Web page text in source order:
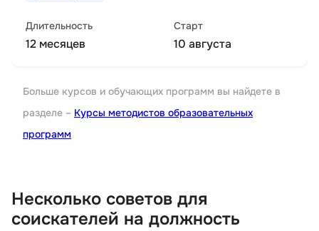
Длительность
12 месяцев
Старт
10 августа
Больше курсов и обучающих программ вы найдете в
разделе – Курсы методистов образовательных
программ
Несколько советов для
соискателей на должность